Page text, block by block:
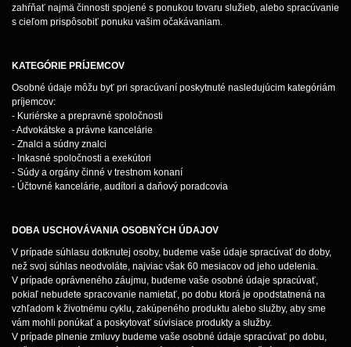
zahŕňať najmä činnosti spojené s ponukou tovaru služieb, alebo spracúvanie
s cieľom prispôsobiť ponuku vašim očakávaniam.
KATEGÓRIE PRÍJEMCOV
Osobné údaje môžu byť pri spracúvaní poskytnuté nasledujúcim kategóriám
príjemcov:
- Kuriérske a prepravné spoločnosti
- Advokátske a právne kancelárie
- Znalci a súdny znalci
- Inkasné spoločnosti a exekútori
- Súdy a orgány činné v trestnom konaní
- Účtovné kancelárie, audítori a daňový poradcovia
DOBA USCHOVÁVANIA OSOBNÝCH ÚDAJOV
V prípade súhlasu dotknutej osoby, budeme vaše údaje spracúvať do doby,
než svoj súhlas neodvoláte, najviac však 60 mesiacov od jeho udelenia.
V prípade oprávneného záujmu, budeme vaše osobné údaje spracúvať,
pokiaľ nebudete spracovanie namietať, po dobu ktorá je opodstatnená na
vzhľadom k životnému cyklu, zakúpeného produktu alebo služby, aby sme
vám mohli ponúkať a poskytovať súvisiace produkty a služby.
V prípade plnenie zmluvy budeme vaše osobné údaje spracúvať po dobu,